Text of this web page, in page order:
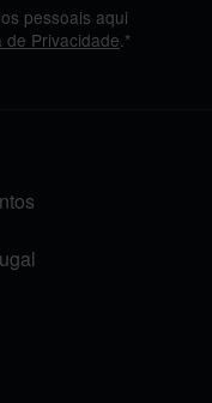
pessoais aqui
de Privacidade.*